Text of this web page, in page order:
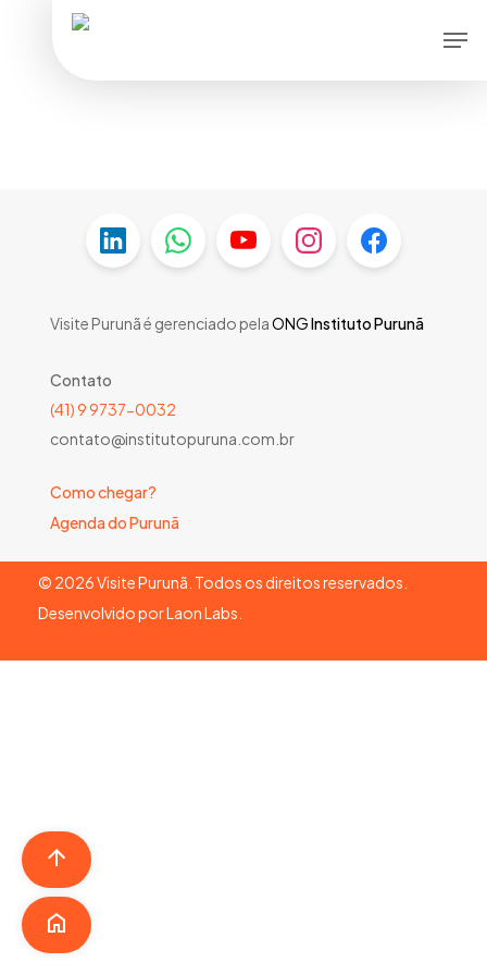
Visite Purunã é gerenciado pelaONGInstituto Purunã
Contato
(41) 9 9737-0032
contato@institutopuruna.com.br
Como chegar?
Agenda do Purunã
© 2026Visite Purunã. Todos os direitos reservados.
Desenvolvido porLaon Labs